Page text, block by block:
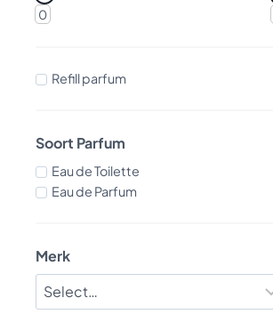
0
Refill parfum
Soort Parfum
Eau de Toilette
Eau de Parfum
Merk